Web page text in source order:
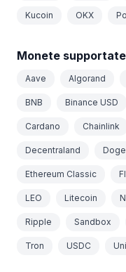
Kucoin OKX
Monete supportate
Aave Algorand
BNB Binance USD
Cardano Chainlink
Decentraland
Ethereum Classic
LEO Litecoin
Ripple Sandbox
Tron USDC